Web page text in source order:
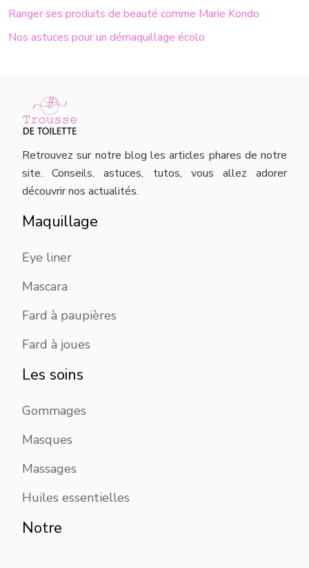
Ranger ses produits de beauté comme Marie Kondo
Nos astuces pour un démaquillage écolo
Retrouvez sur notre blog les articles phares de notre
site. Conseils, astuces, tutos, vous allez adorer
découvrir nos actualités.
Maquillage
Eye liner
Mascara
Fard à paupières
Fard à joues
Les soins
Gommages
Masques
Massages
Huiles essentielles
Notre